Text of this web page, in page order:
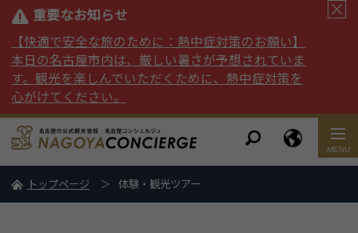
重要なお知らせ
【快適で安全な旅のために：熱中症対策のお願い】
本日の名古屋市内は、厳しい暑さが予想されていま
す。観光を楽しんでいただくために、熱中症対策を
心がけてください。
トップページ 体験・観光ツアー